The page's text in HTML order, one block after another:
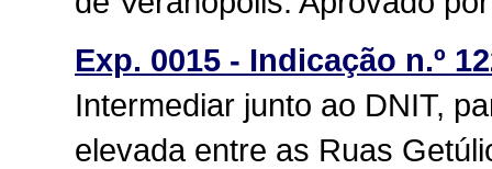
Exp. 0015 - Indicação n.º
Intermediar junto ao DNIT,
elevada entre as Ruas